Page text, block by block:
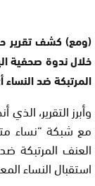
خلال ندوة صحفية
المرتبكة ضد النساء أي 47.14 في المائة، تعتبر ذات
وأبرز التقرير،
مع شبكة “نساء
العنف المرتبكة
اﺳﺘﻘﺒﺎل النساء المعنفات، مع